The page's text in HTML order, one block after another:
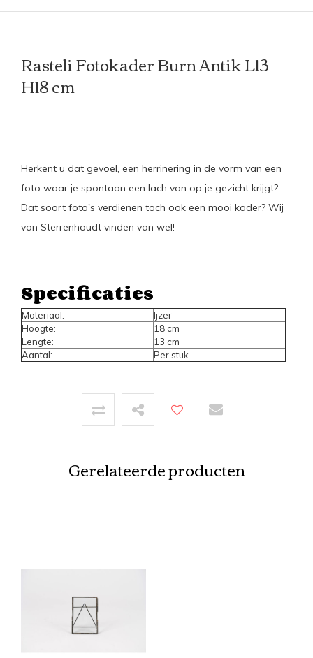
Rasteli Fotokader Burn Antik L13
H18 cm
Herkent u dat gevoel, een herrinering in de vorm van een
foto waar je spontaan een lach van op je gezicht krijgt?
Dat soort foto's verdienen toch ook een mooi kader? Wij
van Sterrenhoudt vinden van wel!
Specificaties
Materiaal:
Ijzer
Hoogte:
18 cm
Lengte:
13 cm
Aantal:
Per stuk
Gerelateerde producten